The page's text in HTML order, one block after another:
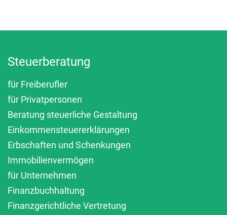
Steuerberatung
für Freiberufler
für Privatpersonen
Beratung steuerliche Gestaltung
Einkommensteuererklärungen
Erbschaften und Schenkungen
Immobilienvermögen
für Unternehmen
Finanzbuchhaltung
Finanzgerichtliche Vertretung